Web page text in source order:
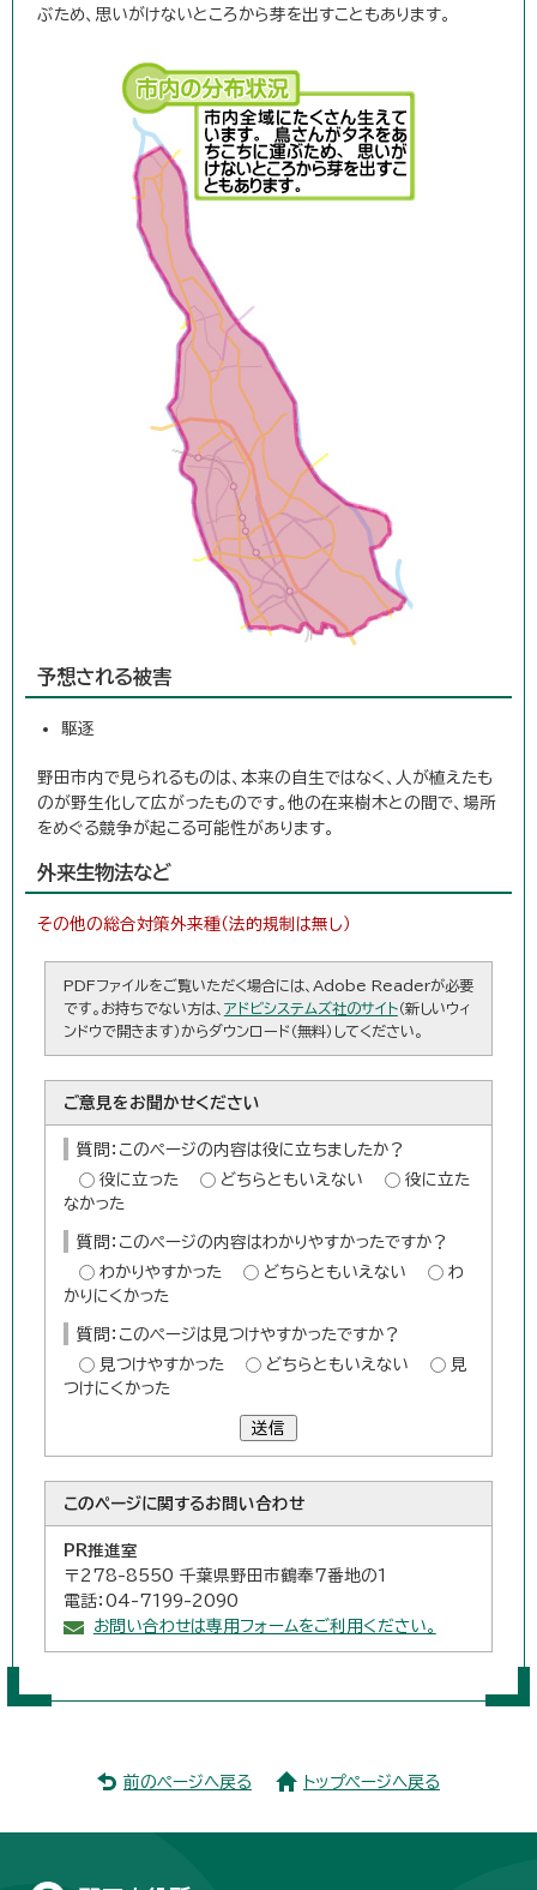
ぶため、思いがけないところから芽を出すこともあります。
予想される被害
駆逐
野田市内で見られるものは、本来の自生ではなく、人が植えたも
のが野生化して広がったものです。他の在来樹木との間で、場所
をめぐる競争が起こる可能性があります。
外来生物法など
その他の総合対策外来種（法的規制は無し）
PDFファイルをご覧いただく場合には、Adobe Readerが必要
です。お持ちでない方は、 アドビシステムズ社のサイト（新しいウィ
ンドウで開きます）からダウンロード（無料）してください。
ご意見をお聞かせください
質問：このページの内容は役に立ちましたか？
役に立った
どちらともいえない
役に立た
なかった
質問：このページの内容はわかりやすかったですか？
わかりやすかった
どちらともいえない
わ
かりにくかった
質問：このページは見つけやすかったですか？
見つけやすかった
どちらともいえない
見
つけにくかった
送信
このページに関するお問い合わせ
PR推進室
〒278-8550 千葉県野田市鶴奉7番地の1
電話：04-7199-2090
お問い合わせは専用フォームをご利用ください。
前のページへ戻る トップページへ戻る